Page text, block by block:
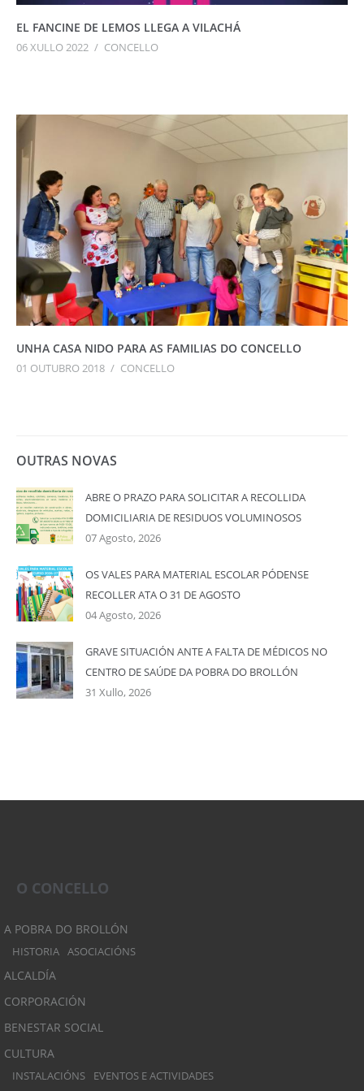
EL FANCINE DE LEMOS LLEGA A VILACHÁ
06 XULLO 2022 / CONCELLO
UNHA CASA NIDO PARA AS FAMILIAS DO CONCELLO
01 OUTUBRO 2018 / CONCELLO
OUTRAS NOVAS
ABRE O PRAZO PARA SOLICITAR A RECOLLIDA
DOMICILIARIA DE RESIDUOS VOLUMINOSOS
07 Agosto, 2026
OS VALES PARA MATERIAL ESCOLAR PÓDENSE
RECOLLER ATA O 31 DE AGOSTO
04 Agosto, 2026
GRAVE SITUACIÓN ANTE A FALTA DE MÉDICOS NO
CENTRO DE SAÚDE DA POBRA DO BROLLÓN
31 Xullo, 2026
O CONCELLO
A POBRA DO BROLLÓN
HISTORIA ASOCIACIÓNS
ALCALDÍA
CORPORACIÓN
BENESTAR SOCIAL
CULTURA
INSTALACIÓNS EVENTOS E ACTIVIDADES